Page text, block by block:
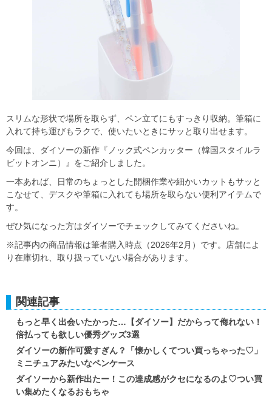
スリムな形状で場所を取らず、ペン立てにもすっきり収納。筆箱に
入れて持ち運びもラクで、使いたいときにサッと取り出せます。
今回は、ダイソーの新作『ノック式ペンカッター（韓国スタイルラ
ビットオンニ）』をご紹介しました。
一本あれば、日常のちょっとした開梱作業や細かいカットもサッと
こなせて、デスクや筆箱に入れても場所を取らない便利アイテムで
す。
ぜひ気になった方はダイソーでチェックしてみてくださいね。
※記事内の商品情報は筆者購入時点（2026年2月）です。店舗によ
り在庫切れ、取り扱っていない場合があります。
関連記事
もっと早く出会いたかった…【ダイソー】だからって侮れない！
倍払っても欲しい優秀グッズ3選
ダイソーの新作可愛すぎん？「懐かしくてつい買っちゃった♡」
ミニチュアみたいなペンケース
ダイソーから新作出たー！この達成感がクセになるのよ♡つい買
い集めたくなるおもちゃ